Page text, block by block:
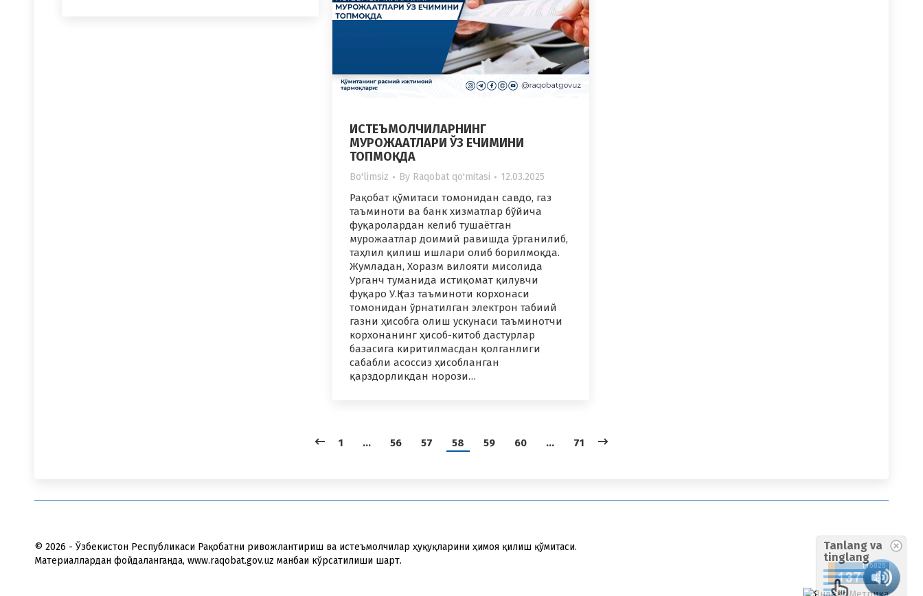
ИСТЕЪМОЛЧИЛАРНИНГ
МУРОЖААТЛАРИ ЎЗ ЕЧИМИНИ
ТОПМОҚДА
Bo'limsiz By Raqobat qo'mitasi 12.03.2025
Рақобат қўмитаси томонидан савдо, газ
таъминоти ва банк хизматлар бўйича
фуқаролардан келиб тушаётган
мурожаатлар доимий равишда ўрганилиб,
таҳлил қилиш ишлари олиб борилмоқда.
Жумладан, Хоразм вилояти мисолида
Урганч туманида истиқомат қилувчи
фуқаро У.Қ газ таъминоти корхонаси
томонидан ўрнатилган электрон табиий
газни ҳисобга олиш ускунаси таъминотчи
корхонанинг ҳисоб-китоб дастурлар
базасига киритилмасдан қолганлиги
сабабли асоссиз ҳисобланган
қарздорликдан норози…
1 … 56 57 58 59 60 … 71
© 2026 - Ўзбекистон Республикаси Рақобатни ривожлантириш ва истеъмолчилар ҳуқуқларини ҳимоя қилиш қўмитаси.
Материаллардан фойдаланганда, www.raqobat.gov.uz манбаи кўрсатилиши шарт.
Tanlang va
tinglang